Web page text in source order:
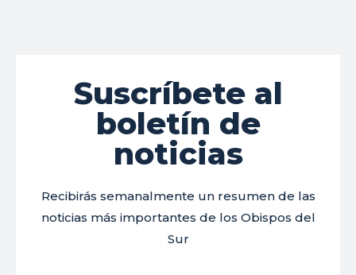
Suscríbete al
boletín de
noticias
Recibirás semanalmente un resumen de las
noticias más importantes de los Obispos del
Sur